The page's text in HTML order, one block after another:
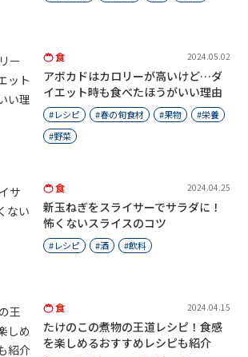
食 2024.05.02
アボカドはカロリーが高いけど…ダ
イエット時も食べたほうがいい理由
レシピ 春の旬食材 果物
栄養
野菜
食 2024.04.25
新玉ねぎをスライサーでサラダに！
怖くないスライスのコツ
レシピ 酒 飲料
食 2024.04.15
たけのこの煮物の王道レシピ！食感
を楽しめるおすすめレシピも紹介